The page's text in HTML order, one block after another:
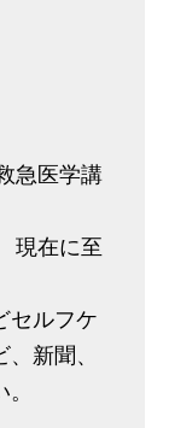
急医学講
現在に至
セルフケ
新聞、